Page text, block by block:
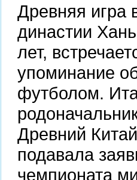
Древняя игра
династии
лет,
упоминание
футболом.
Древний
подавала
чемпионата